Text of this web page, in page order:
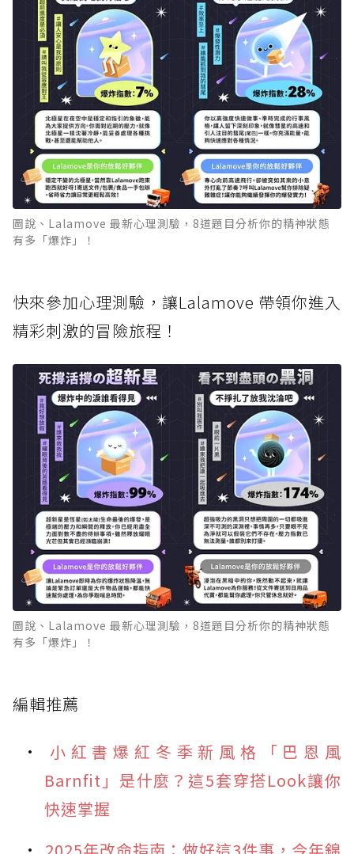
圖說、Lalamove 最新心理測驗，8道題目分析你的精神狀態
有多「爆炸」！
快來參加心理測驗，讓Lalamove 帶領你進入
精彩刺激的冒險旅程！
圖說、Lalamove 最新心理測驗，8道題目分析你的精神狀態
有多「爆炸」！
編輯推薦
小紅書爆紅冬季新風格「巴恩風
Barnfit」是什麼？這5套穿搭Look讓你
快速掌握